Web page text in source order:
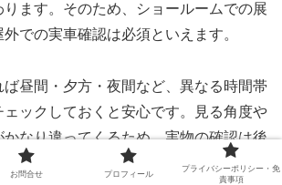
ります。そのため、ショールームでの展
での実車確認は必須といえます。
ば昼間・夕方・夜間など、異なる時間帯
ェックしておくと安心です。見る角度や
なり違ってくるため、実物の確認は後
イントになります。
お問合せ プロフィール
プライバシーポリシー・免
責事項